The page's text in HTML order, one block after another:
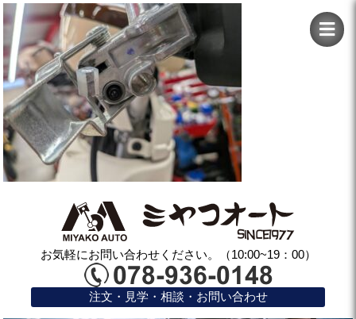
お気軽にお問い合わせください。（10:00~19：00）
注文・見学・相談・お問い合わせ